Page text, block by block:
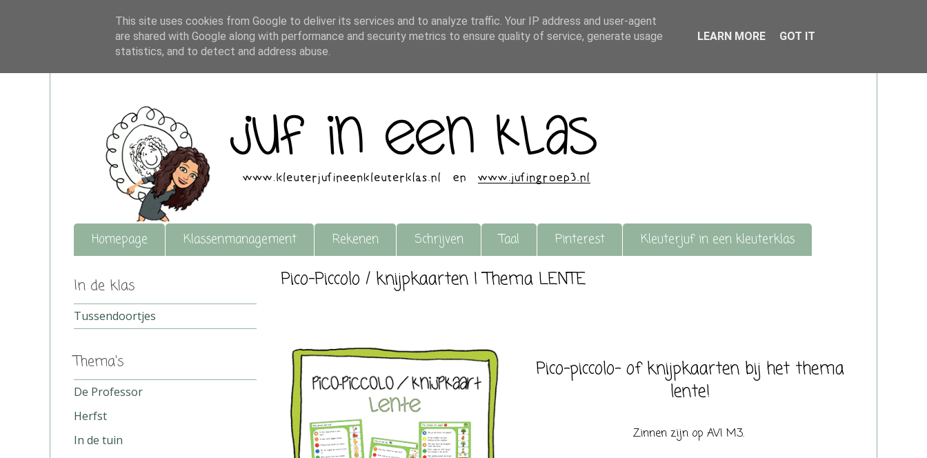
Homepage Klassenmanagement Rekenen Schrijven Taal Pinterest Kleuterjuf in een kleuterklas
Pico-Piccolo / knijpkaarten | Thema LENTE
Pico-piccolo- of knijpkaarten bij het thema
lente!
Zinnen zijn op AVI M3.
In de klas
Tussendoortjes
Thema's
De Professor
Herfst
In de tuin
This site uses cookies from Google to deliver its services and to analyze traffic. Your IP address and user-agent
are shared with Google along with performance and security metrics to ensure quality of service, generate usage
statistics, and to detect and address abuse.
LEARN MORE GOT IT